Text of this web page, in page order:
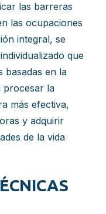
las barreras
las ocupaciones
integral, se
que
basadas en la
procesar la
más efectiva,
y adquirir
de la vida